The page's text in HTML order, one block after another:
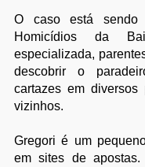
O caso está sendo
Homicídios da
especializada,
descobrir o
cartazes em
vizinhos.
Gregori é um
em sites de